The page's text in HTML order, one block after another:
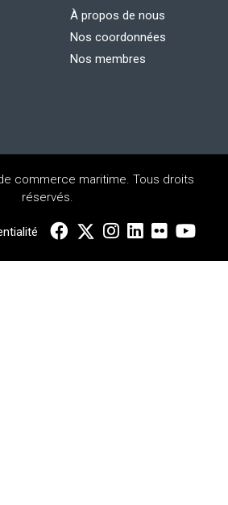
À propos de nous
Nos coordonnées
Nos membres
commerce maritime. Tous droits
réservés.